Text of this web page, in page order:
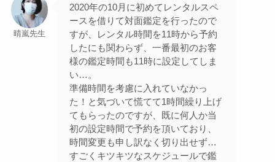
晴嵐先生
2020年の10月に初めてレンタルスペ
ースを借りて対面鑑定を行ったので
すが、レンタル時間を11時から予約
したにも関わらず、一番最初のお客
様の鑑定時間も11時に設定してしま
い…。
準備時間を考慮に入れていなかっ
た！と気づいて慌てて1時間繰り上げ
てもらったのですが、既に何人か当
初の設定時間で予約を頂いており、
時間変更も申し訳なく切り出せず…
すごくキツキツなスケジュールで鑑